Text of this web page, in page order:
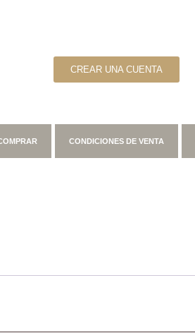
CREAR UNA CUENTA
CONDICIONES DE VENTA